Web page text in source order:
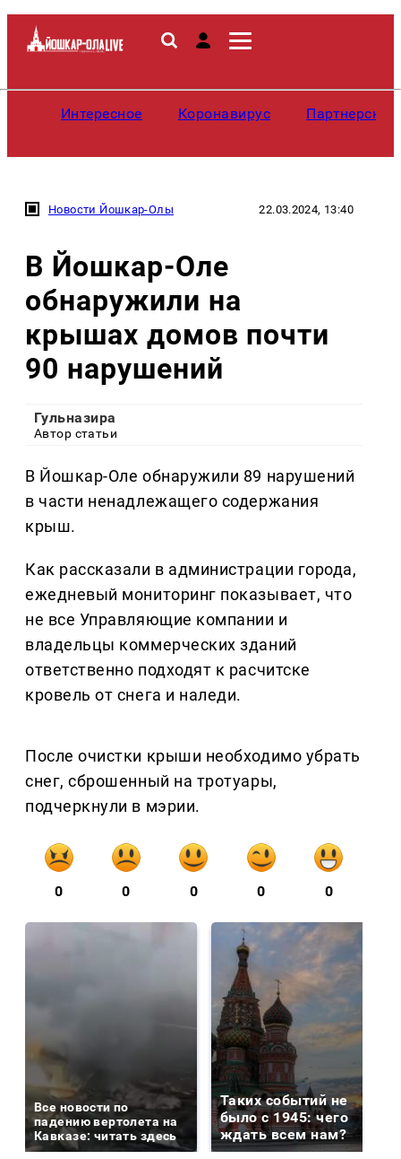
Интересное Коронавирус
Новости Йошкар-Олы 22.03.2024, 13:40
В Йошкар-Оле
обнаружили на
крышах домов почти
90 нарушений
Гульназира
Автор статьи
В Йошкар-Оле обнаружили 89 нарушений
в части ненадлежащего содержания
крыш.
Как рассказали в администрации города,
ежедневый мониторинг показывает, что
не все Управляющие компании и
владельцы коммерческих зданий
ответственно подходят к расчитске
кровель от снега и наледи.
После очистки крыши необходимо убрать
снег, сброшенный на тротуары,
подчеркнули в мэрии.
0 0 0 0 0
Все новости по
падению вертолета на
Кавказе: читать здесь
Таких событий не
было с 1945: чего
ждать всем нам?